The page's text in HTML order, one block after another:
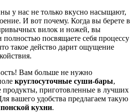
у нас не только вкусно насыщают,
И вот почему. Когда вы берете в
вилок и ножей, вы
полностью посвящаете себя процессу
такое действо дарит ощущение
Вам больше не нужно
круглосуточные суши-бары,
продукты, приготовленные в лучших
вашего удобства предлагаем такую
кухни.